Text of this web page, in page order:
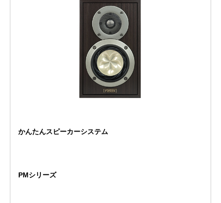
かんたんスピーカーシステム
PMシリーズ